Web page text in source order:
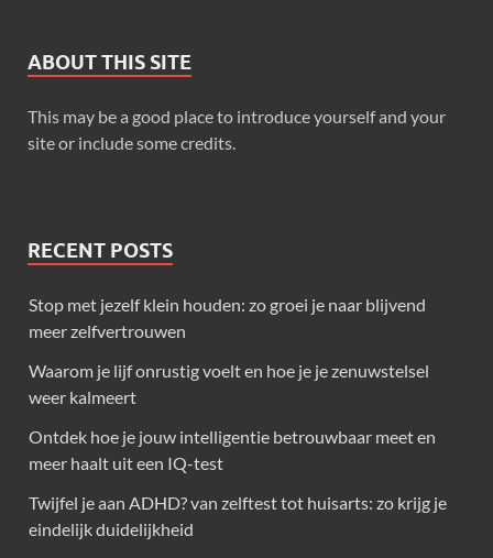
ABOUT THIS SITE
This may be a good place to introduce yourself and your
site or include some credits.
RECENT POSTS
Stop met jezelf klein houden: zo groei je naar blijvend
meer zelfvertrouwen
Waarom je lijf onrustig voelt en hoe je je zenuwstelsel
weer kalmeert
Ontdek hoe je jouw intelligentie betrouwbaar meet en
meer haalt uit een IQ-test
Twijfel je aan ADHD? van zelftest tot huisarts: zo krijg je
eindelijk duidelijkheid